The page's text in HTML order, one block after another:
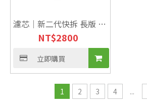
濾芯｜新二代快拆 長版 中
空絲膜+奈米銀【雙效
NSF】
NT$2800
立即購買
1 2 3 4 ...